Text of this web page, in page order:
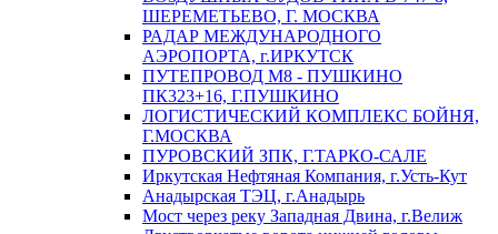
ШЕРЕМЕТЬЕВО, Г. МОСКВА
РАДАР МЕЖДУНАРОДНОГО
АЭРОПОРТА, г.ИРКУТСК
ПУТЕПРОВОД М8 - ПУШКИНО
ПК323+16, Г.ПУШКИНО
ЛОГИСТИЧЕСКИЙ КОМПЛЕКС БОЙНЯ,
Г.МОСКВА
ПУРОВСКИЙ ЗПК, Г.ТАРКО-САЛЕ
Иркутская Нефтяная Компания, г.Усть-Кут
Анадырская ТЭЦ, г.Анадырь
Мост через реку Западная Двина, г.Велиж